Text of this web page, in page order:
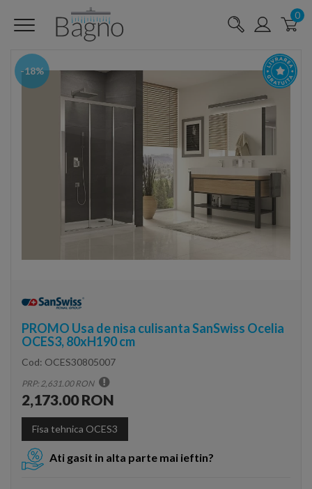
0
-18%
PROMO Usa de nisa culisanta SanSwiss Ocelia
OCES3, 80xH190 cm
Cod: OCES30805007
PRP: 2,631.00 RON
2,173.00 RON
Fisa tehnica OCES3
Ati gasit in alta parte mai ieftin?